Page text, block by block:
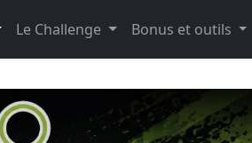
Le Challenge Bonus et outils